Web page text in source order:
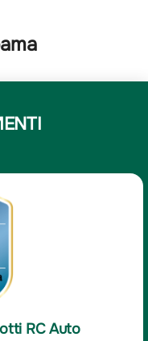
clienti RC